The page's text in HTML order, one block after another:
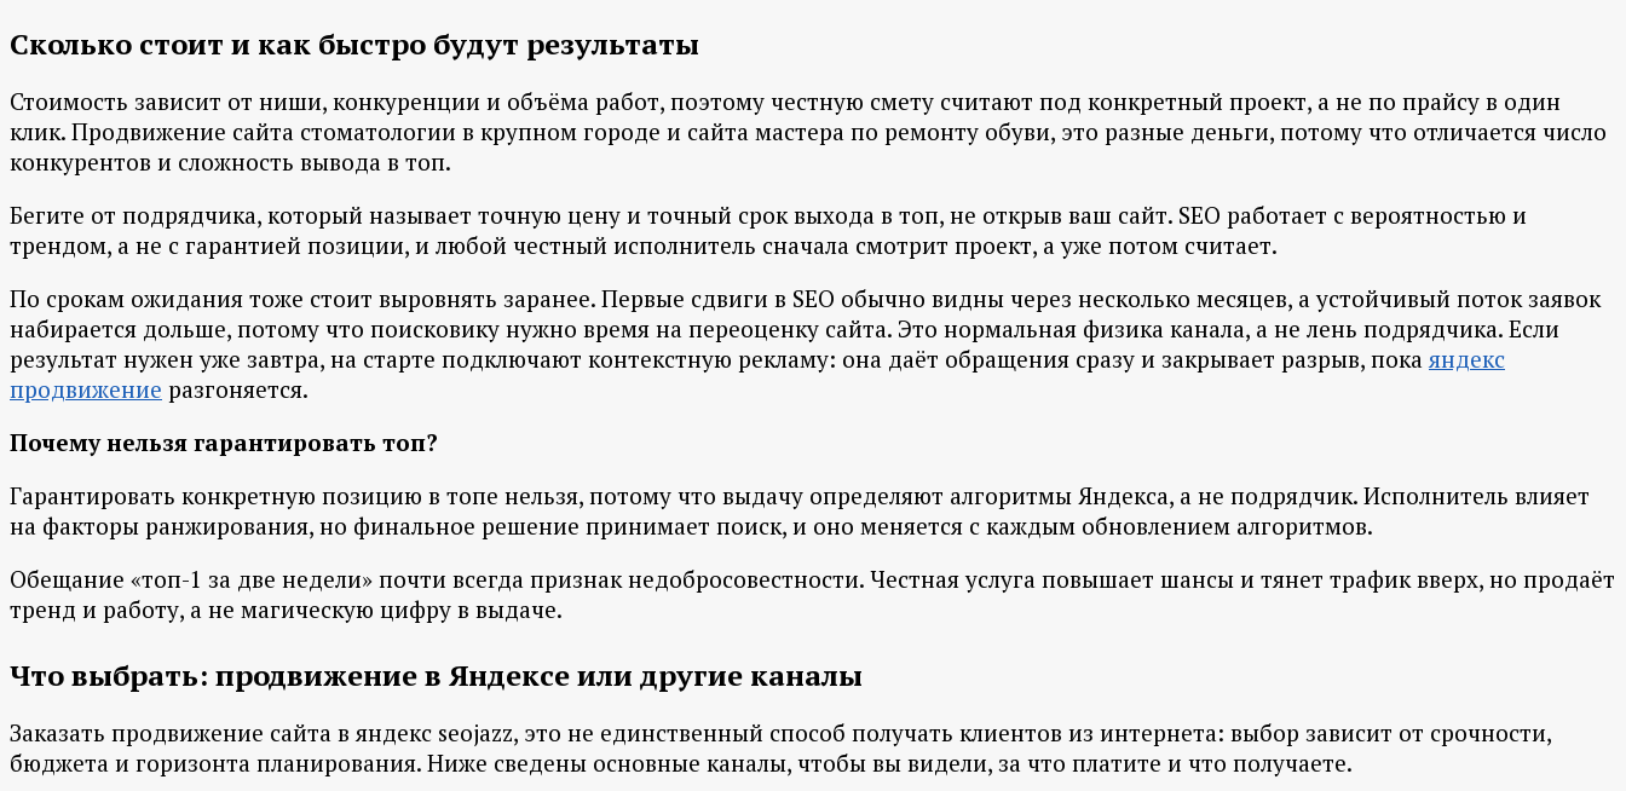
Сколько стоит и как быстро будут результаты
Стоимость зависит от ниши, конкуренции и объёма работ, поэтому честную смету считают под конкретный проект, а не по прайсу в один
клик. Продвижение сайта стоматологии в крупном городе и сайта мастера по ремонту обуви, это разные деньги, потому что отличается число
конкурентов и сложность вывода в топ.
Бегите от подрядчика, который называет точную цену и точный срок выхода в топ, не открыв ваш сайт. SEO работает с вероятностью и
трендом, а не с гарантией позиции, и любой честный исполнитель сначала смотрит проект, а уже потом считает.
По срокам ожидания тоже стоит выровнять заранее. Первые сдвиги в SEO обычно видны через несколько месяцев, а устойчивый поток заявок
набирается дольше, потому что поисковику нужно время на переоценку сайта. Это нормальная физика канала, а не лень подрядчика. Если
результат нужен уже завтра, на старте подключают контекстную рекламу: она даёт обращения сразу и закрывает разрыв, покаяндекс
продвижение разгоняется.
Почему нельзя гарантировать топ?
Гарантировать конкретную позицию в топе нельзя, потому что выдачу определяют алгоритмы Яндекса, а не подрядчик. Исполнитель влияет
на факторы ранжирования, но финальное решение принимает поиск, и оно меняется с каждым обновлением алгоритмов.
Обещание «топ-1 за две недели» почти всегда признак недобросовестности. Честная услуга повышает шансы и тянет трафик вверх, но продаёт
тренд и работу, а не магическую цифру в выдаче.
Что выбрать: продвижение в Яндексе или другие каналы
Заказать продвижение сайта в яндекс seojazz, это не единственный способ получать клиентов из интернета: выбор зависит от срочности,
бюджета и горизонта планирования. Ниже сведены основные каналы, чтобы вы видели, за что платите и что получаете.